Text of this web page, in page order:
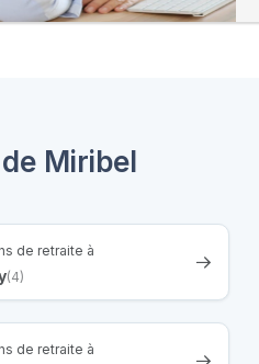
Miribel
de retraite à
(4)
de retraite à